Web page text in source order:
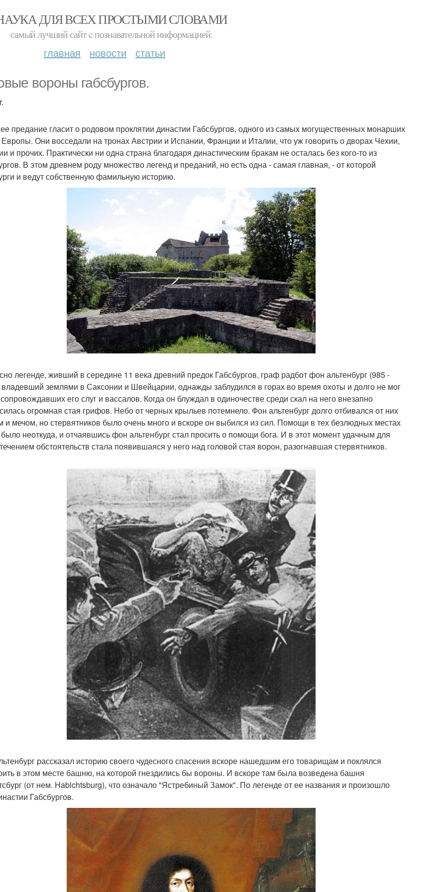
ДЛЯ ВСЕХ ПРОСТЫМИ СЛОВАМИ
самый лучший сайт c познавательной информацией.
главная новости статьи
вороны габсбургов.
предание гласит о родовом проклятии династии Габсбургов, одного из самых могущественных монарших
Они восседали на тронах Австрии и Испании, Франции и Италии, что уж говорить о дворах Чехии,
и прочих. Практически ни одна страна благодаря династическим бракам не осталась без кого-то из
В этом древнем роду множество легенд и преданий, но есть одна - самая главная, - от которой
и ведут собственную фамильную историю.
легенде, живший в середине 11 века древний предок Габсбургов, граф радбот фон альтенбург (985 -
землями в Саксонии и Швейцарии, однажды заблудился в горах во время охоты и долго не мог
его слуг и вассалов. Когда он блуждал в одиночестве среди скал на него внезапно
огромная стая грифов. Небо от черных крыльев потемнело. Фон альтенбург долго отбивался от них
и мечом, но стервятников было очень много и вскоре он выбился из сил. Помощи в тех безлюдных местах
неоткуда, и отчаявшись фон альтенбург стал просить о помощи бога. И в этот момент удачным для
обстоятельств стала появившаяся у него над головой стая ворон, разогнавшая стервятников.
рассказал историю своего чудесного спасения вскоре нашедшим его товарищам и поклялся
в этом месте башню, на которой гнездились бы вороны. И вскоре там была возведена башня
(от нем. Habichtsburg), что означало "Ястребиный Замок". По легенде от ее названия и произошло
Габсбургов.